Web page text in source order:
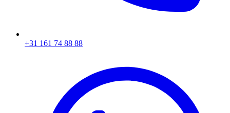
+31 161 74 88 88‬​​​​‌ ‍ ​‍​‍‌‍ ‌ ​‍‌‍‍‌‌‍‌ ‌‍‍‌‌‍ ‍​‍​‍​ ‍‍​‍​‍‌ ​ ‌‍​‌‌‍ ‍‌‍‍‌‌ ‌​‌ ‍‌​‍ ‍‌‍‍‌‌‍ ​‍​‍​‍ ​​‍​‍‌‍‍​‌ ​‍‌‍‌‌‌‍‌‍​‍​‍​ ‍‍​‍​‍‌‍‍​‌ ‌​‌ ‌​‌ ​​​ ‍‍​‍ ​‍ ‌‍ ​‌‍ ‌‍​ ‌‍​‌‌‍ ​‌‍‍​‌‍ ‌ ​ ‌ ‌​​ ‍‍​ ​ ​ ​ ​ ​ ​ ​ ​‍ ‌‍‍‌‌‍ ‍‌ ‌​‌‍‌‌‌‍ ‍‌ ‌​​‍ ‌‍‌‌‌‍‌​‌‍‍‌‌ ‌​​‍ ‌‍ ‌‌‍ ‌‍‌​‌‍‌‌​ ‌‌ ​​‌ ​‍‌‍‌‌‌ ​ ‌‍‌‌‌‍ ‍‌ ‌​‌‍​‌‌ ‌​‌‍‍‌‌‍ ‌‍ ‍​ ‍ ‌‍‍‌‌‍‌​​ ‌‌‍‌ ‌‍ ​‌‍ ‌‍​‍‌‍​‌‌‍ ​​ ‍ ‌ ‌​‌ ‍‌‌ ​​‌‍‌‌​ ‌‌‍‌ ‌‍ ​‌‍ ‌‍​‍‌‍​‌‌‍ ​​ ‍ ‌ ​​‌‍​‌‌ ‌​‌‍‍​​ ‌‌‍​ ‌‍ ‌‍ ‍‌ ‌​‌‍​‌‌‍​ ‌ ‌​​‍ ‍‌ ​​‌‍‍​‌‍ ‌‍ ‍‌‍‌‌​ ‌‍​‍‌‍​‌‌ ​ ‌‍‌‌‌‌‌‌‌ ​‍‌‍ ​​ ‌‌‍‍​‌ ‌​‌ ‌​‌ ​​​‍‌‌​ ​ ‌​​‌​‍‌‌​ ​‍‌​‌‍​‍‌‌​ ​‍‌​‌‍‌‍ ​‌‍ ‌‍​ ‌‍​‌‌‍ ​‌‍‍​‌‍ ‌ ​ ‌ ‌​​‍‌‌​ ​ ‌​​‌​ ​ ​ ​ ​ ​ ​ ​ ​‍‌‍‌‍‍‌‌‍‌​​ ‌‌‍‌ ‌‍ ​‌‍ ‌‍​‍‌‍​‌‌‍ ​​‍‌‍‌ ‌​‌ ‍‌‌ ​​‌‍‌‌​ ‌‌‍‌ ‌‍ ​‌‍ ‌‍​‍‌‍​‌‌‍ ​​‍‌‍‌ ​​‌‍​‌‌ ‌​‌‍‍​​ ‌‌‍​ ‌‍ ‌‍ ‍‌ ‌​‌‍​‌‌‍​ ‌ ‌​​‍ ‍‌ ​​‌‍‍​‌‍ ‌‍ ‍‌‍‌‌​‍‌‍‌ ​​‌‍‌‌‌ ​‍‌ ​ ‌ ​​‌‍‌‌‌‍​ ‌ ‌​‌‍‍‌‌ ‌‍‌‍‌‌​ ‌‌ ​​‌ ‌‌‌‍​‍‌‍ ​‌‍‍‌‌ ​ ‌‍‍​‌‍‌‌‌‍‌​​‍​‍‌ ‌